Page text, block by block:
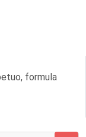
formula